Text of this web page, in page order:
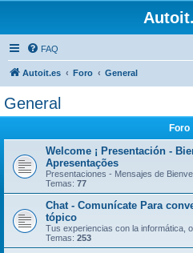
FAQ
Autoit.es Foro General
General
Foro
Welcome ¡ Presentación -
Apresentações
Presentaciones - Mensajes de
Temas: 77
Chat - Comunícate Para
tópico
Tus experiencias con la informática,
Temas: 253